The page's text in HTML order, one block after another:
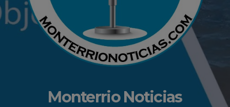
Monterrio Noticias